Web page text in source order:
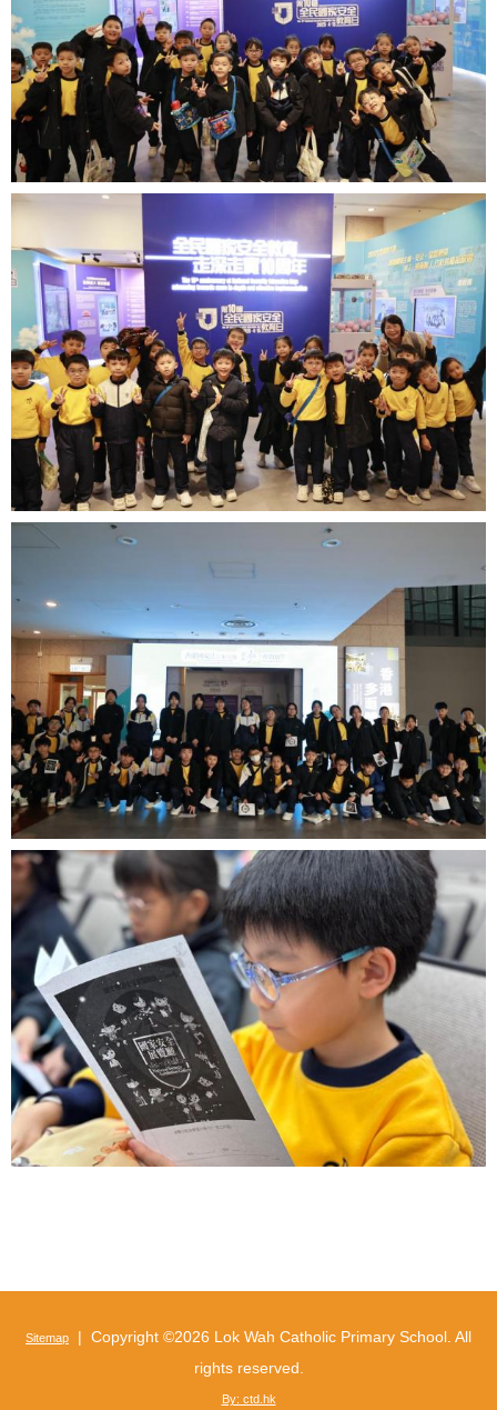
Sitemap | Copyright ©2026 Lok Wah Catholic Primary School. All
rights reserved.
By: ctd.hk